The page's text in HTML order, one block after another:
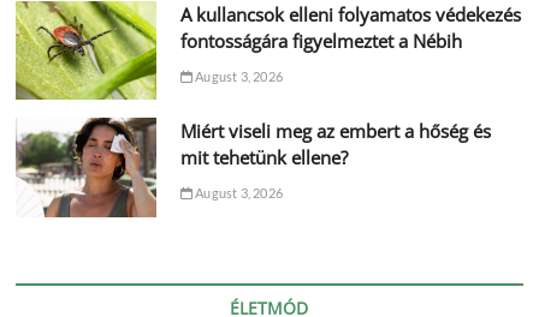
A kullancsok elleni folyamatos védekezés
fontosságára figyelmeztet a Nébih
August 3, 2026
Miért viseli meg az embert a hőség és
mit tehetünk ellene?
August 3, 2026
ÉLETMÓD